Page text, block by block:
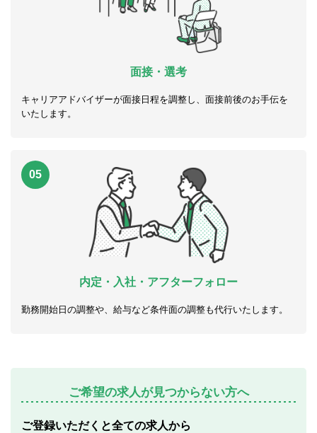
面接・選考
キャリアアドバイザーが面接日程を調整し、面接前後のお手伝を
いたします。
05
内定・入社・アフターフォロー
勤務開始日の調整や、給与など条件面の調整も代行いたします。
ご希望の求人が見つからない方へ
ご登録いただくと全ての求人から